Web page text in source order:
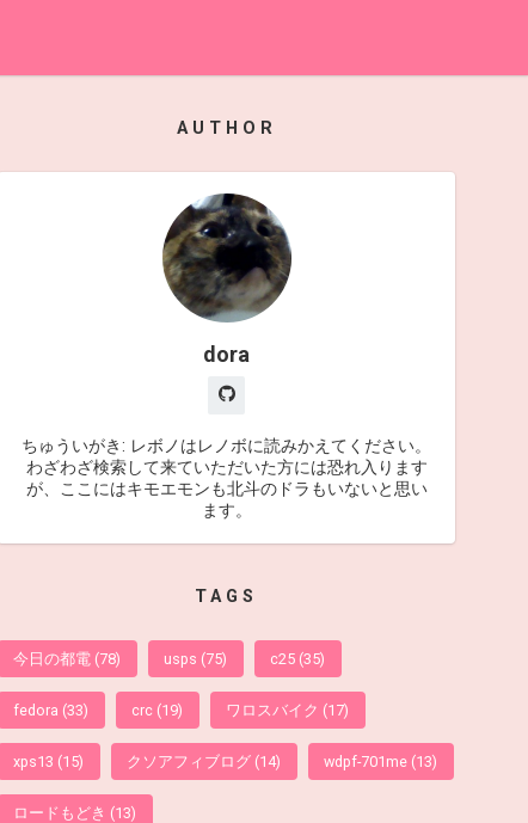
AUTHOR
dora
ちゅういがき: レボノはレノボに読みかえてください。
わざわざ検索して来ていただいた方には恐れ入ります
が、ここにはキモエモンも北斗のドラもいないと思い
ます。
TAGS
今日の都電 (78) usps (75) c25 (35)
fedora (33) crc (19) ワロスバイク (17)
xps13 (15) クソアフィブログ (14) wdpf-701me (13)
ロードもどき (13)